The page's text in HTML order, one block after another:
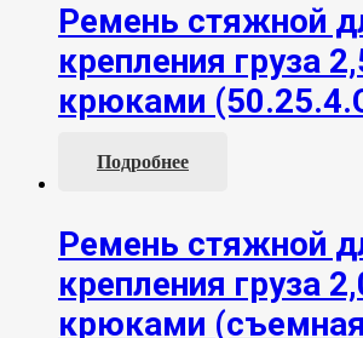
Ремень стяжной
крепления груза
крюками
Подробнее
Ремень стяжной
крепления груза
крюками